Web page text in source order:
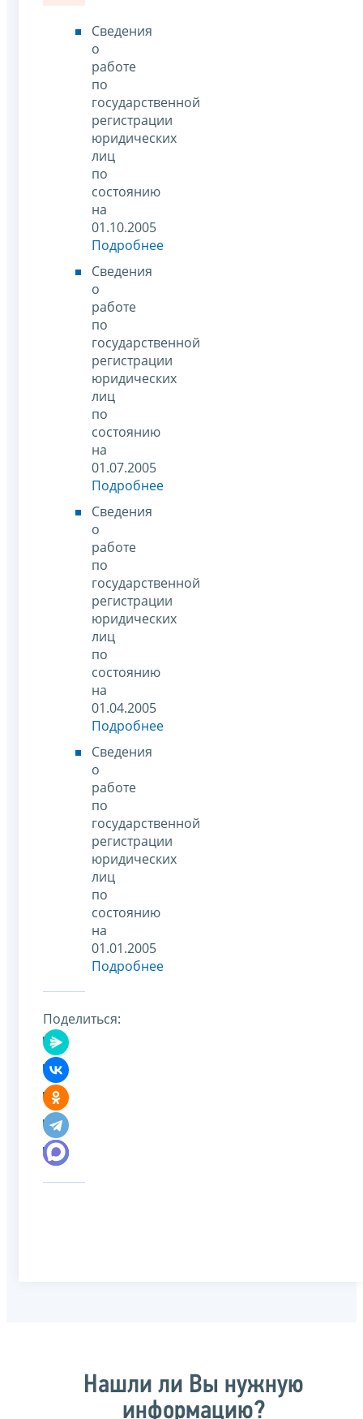
Сведения
о
работе
по
государственной
регистрации
юридических
лиц
по
состоянию
на
01.10.2005
Подробнее
Сведения
о
работе
по
государственной
регистрации
юридических
лиц
по
состоянию
на
01.07.2005
Подробнее
Сведения
о
работе
по
государственной
регистрации
юридических
лиц
по
состоянию
на
01.04.2005
Подробнее
Сведения
о
работе
по
государственной
регистрации
юридических
лиц
по
состоянию
на
01.01.2005
Подробнее
Поделиться:
Нашли ли Вы нужную
информацию?